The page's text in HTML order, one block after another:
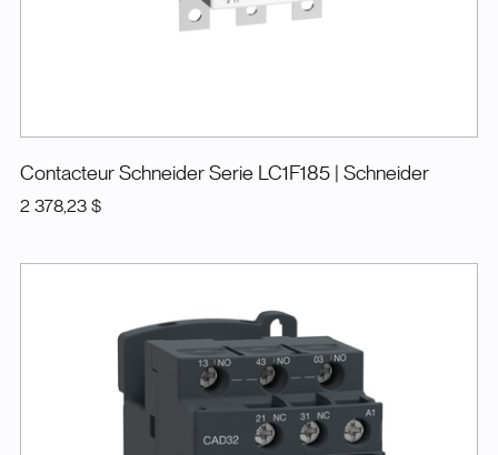
Contacteur Schneider Serie LC1F185 | Schneider
2 378,23 $